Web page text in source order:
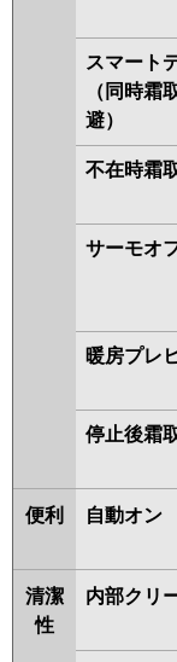
スマート
（同時霜
避）
不在時霜
サーモオ
暖房プレ
停止後霜
便利 自動オン
清潔
性
内部クリ